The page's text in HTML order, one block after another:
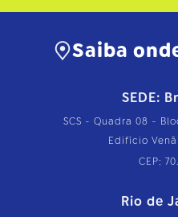
Saiba
SEDE:
SCS - Quadra 08 -
Edifício
CEP:
Rio de